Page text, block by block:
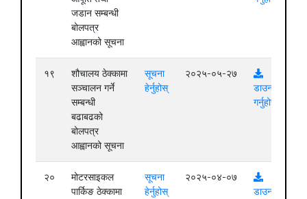
जडान सम्बन्धी
बोलपत्र
आह्वानको सूचना
१९
शौचालय ठेक्कामा
सञ्चालन गर्ने
सम्बन्धी
बढाबढको
बोलपत्र
आह्वानको सूचना
सूचना
हेर्नुहोस्
२०२५-०५-२७
डाउनलोड
गर्नुहोस्
२०
मोटरसाइकल
पार्किङ ठेक्कामा
सूचना
हेर्नुहोस्
२०२५-०४-०७
डाउनलोड